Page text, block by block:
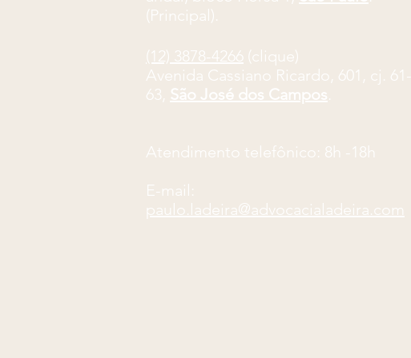
(Principal).
(12) 3878-4266 (clique)
Avenida Cassiano Ricardo, 601, cj. 61-
63, São José dos Campos.
Atendimento telefônico: 8h -18h
E-mail:
paulo.ladeira@advocacialadeira.com